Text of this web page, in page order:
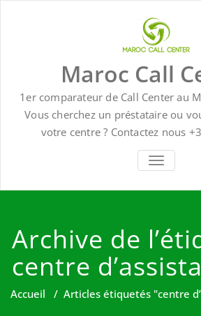
Maroc Call
1er comparateur de Call Center au
Vous cherchez un préstataire ou
votre centre ? Contactez nous
TOGGLE
Archive de
centre
Accueil / Articles étiquetés "centre